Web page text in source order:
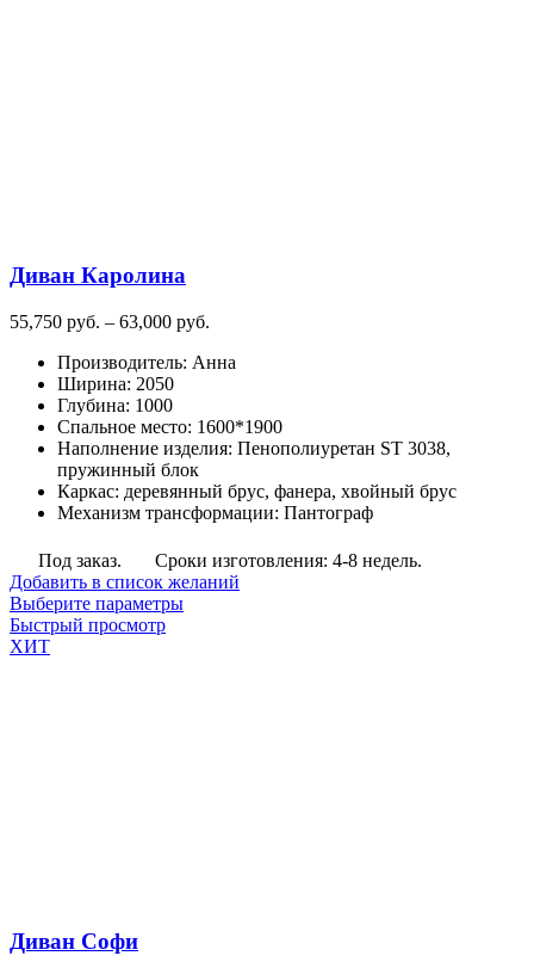
Диван Каролина
55,750 руб. – 63,000 руб.
55,750
63,000
руб.
Производитель: Анна
Ширина: 2050
Глубина: 1000
Спальное место: 1600*1900
Наполнение изделия: Пенополиуретан ST 3038,
пружинный блок
Каркас: деревянный брус, фанера, хвойный брус
Механизм трансформации: Пантограф
Под заказ.
Сроки изготовления: 4-8 недель.
Добавить в список желаний
Выберите параметрыЭтот
Быстрый просмотр
ХИТ
Диван Софи